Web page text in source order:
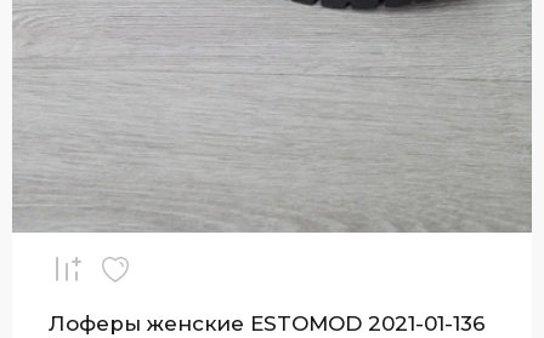
136
Лоферы женские демисезонные